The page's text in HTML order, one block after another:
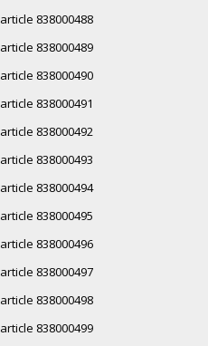
article 838000488
article 838000489
article 838000490
article 838000491
article 838000492
article 838000493
article 838000494
article 838000495
article 838000496
article 838000497
article 838000498
article 838000499